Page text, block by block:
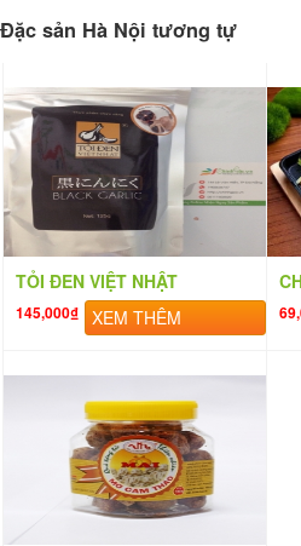
Đặc sản Hà Nội tương tự
TỎI ĐEN VIỆT NHẬT
145,000₫ XEM THÊM